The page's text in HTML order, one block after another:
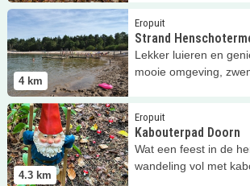
4 km
Eropuit
Strand
Lekker luieren en
mooie omgeving,
Lees meer Strand Henschotermeer
4.3 km
Eropuit
Kabouterpad Doorn
Wat een feest in de
wandeling vol met
Lees meer Kabouterpad Doorn